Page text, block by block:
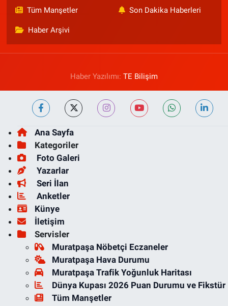
Tüm Manşetler Son Dakika Haberleri
Haber Arşivi
Haber Yazılımı: TE Bilişim
Ana Sayfa
Kategoriler
Foto Galeri
Yazarlar
Seri İlan
Anketler
Künye
İletişim
Servisler
Muratpaşa Nöbetçi Eczaneler
Muratpaşa Hava Durumu
Muratpaşa Trafik Yoğunluk Haritası
Dünya Kupası 2026 Puan Durumu ve Fikstür
Tüm Manşetler